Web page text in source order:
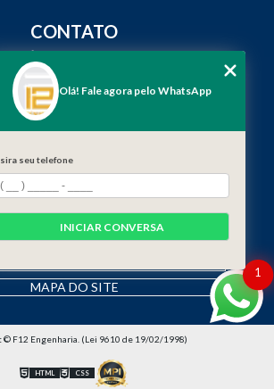
CONTATO
(19) 3888-2923
(19) 99968-7979
contato@f12engenharia.com.br
MENU
HOME
QUEM SOMOS
SERVIÇOS
CONTATO
MAPA DO SITE
© F12 Engenharia. (Lei 9610 de 19/02/1998)
HTML CSS
1
Olá! Fale agora pelo WhatsApp
seu telefone
INICIAR CONVERSA